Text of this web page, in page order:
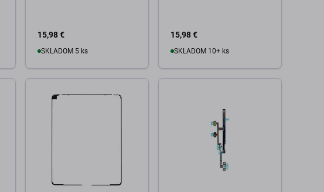
15,98 €
SKLADOM 5 ks
15,98 €
SKLADOM 10+ ks